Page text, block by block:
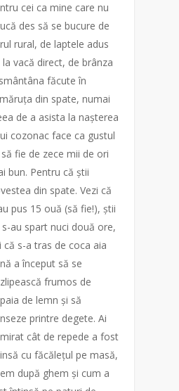
cei ca mine care nu
des să se bucure de
rural, de laptele adus
la vacă direct, de brânza
făcute în
din spate, numai
de a asista la nașterea
cozonac face ca gustul
fie de zece mii de ori
bun. Pentru că știi
din spate. Vezi că
pus 15 ouă (să fie!), știi
s-au spart nuci două ore,
că s-a tras de coca aia
a început să se
frumos de
de lemn și să
printre degete. Ai
cât de repede a fost
cu făcălețul pe masă,
după ghem și cum a